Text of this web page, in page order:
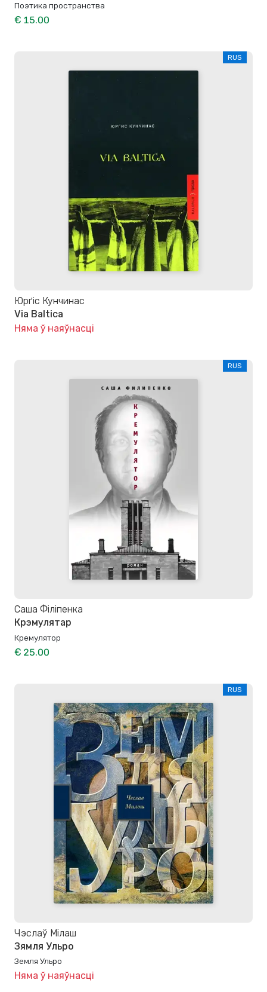
Поэтика пространства
€ 15.00
RUS
Юрґіс Кунчинас
Via Baltica
Няма ў наяўнасці
RUS
Саша Філіпенка
Крэмулятар
Кремулятор
€ 25.00
RUS
Чэслаў Мілаш
Зямля Ульро
Земля Ульро
Няма ў наяўнасці